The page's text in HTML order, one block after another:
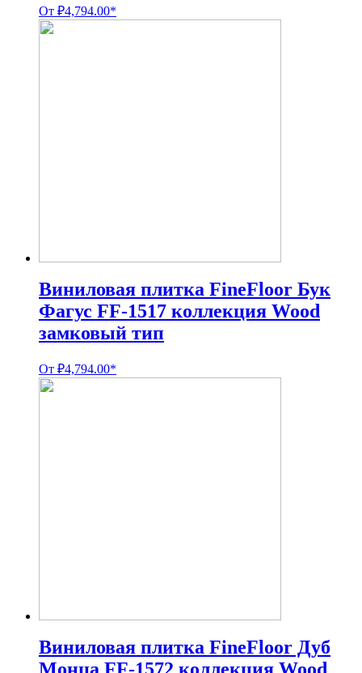
От ₽4,794.00*
Виниловая плитка FineFloor Бук
Фагус FF-1517 коллекция Wood
замковый тип
От ₽4,794.00*
Виниловая плитка FineFloor Дуб